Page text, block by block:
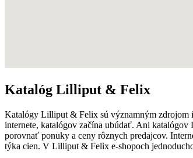
Katalóg Lilliput & Felix
Katalógy Lilliput & Felix sú významným zdrojom
internete, katalógov začína ubúdať. Ani
porovnať ponuky a ceny rôznych predajcov.
týka cien. V Lilliput & Felix e-shopoch